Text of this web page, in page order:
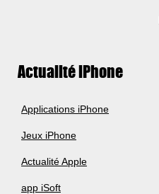
Actualité iPhone
Applications iPhone
Jeux iPhone
Actualité Apple
app iSoft